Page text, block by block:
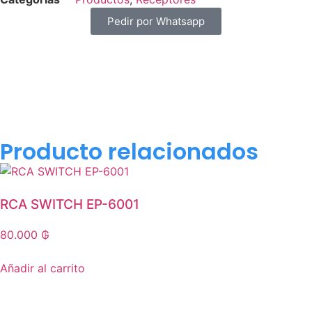
Pedir por Whatsapp
Producto relacionados
RCA SWITCH EP-6001
80.000 ₲
Añadir al carrito